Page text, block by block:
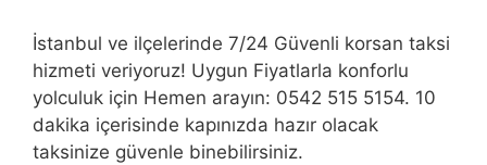
İstanbul ve ilçelerinde 7/24 Güvenli korsan taksi
hizmeti veriyoruz! Uygun Fiyatlarla konforlu
yolculuk için Hemen arayın: 0542 515 5154. 10
dakika içerisinde kapınızda hazır olacak
taksinize güvenle binebilirsiniz.